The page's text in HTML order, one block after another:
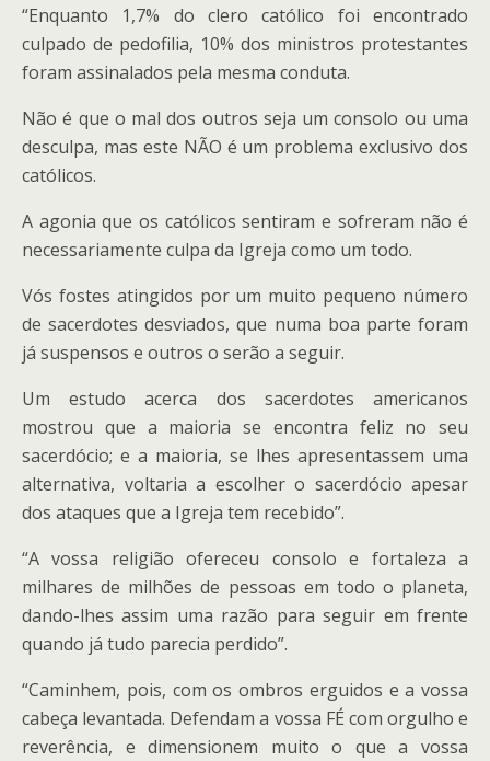
“Enquanto 1,7% do clero católico foi encontrado
culpado de pedofilia, 10% dos ministros protestantes
foram assinalados pela mesma conduta.
Não é que o mal dos outros seja um consolo ou uma
desculpa, mas este NÃO é um problema exclusivo dos
católicos.
A agonia que os católicos sentiram e sofreram não é
necessariamente culpa da Igreja como um todo.
Vós fostes atingidos por um muito pequeno número
de sacerdotes desviados, que numa boa parte foram
já suspensos e outros o serão a seguir.
Um estudo acerca dos sacerdotes americanos
mostrou que a maioria se encontra feliz no seu
sacerdócio; e a maioria, se lhes apresentassem uma
alternativa, voltaria a escolher o sacerdócio apesar
dos ataques que a Igreja tem recebido”.
“A vossa religião ofereceu consolo e fortaleza a
milhares de milhões de pessoas em todo o planeta,
dando-lhes assim uma razão para seguir em frente
quando já tudo parecia perdido”.
“Caminhem, pois, com os ombros erguidos e a vossa
cabeça levantada. Defendam a vossa FÉ com orgulho e
reverência, e dimensionem muito o que a vossa